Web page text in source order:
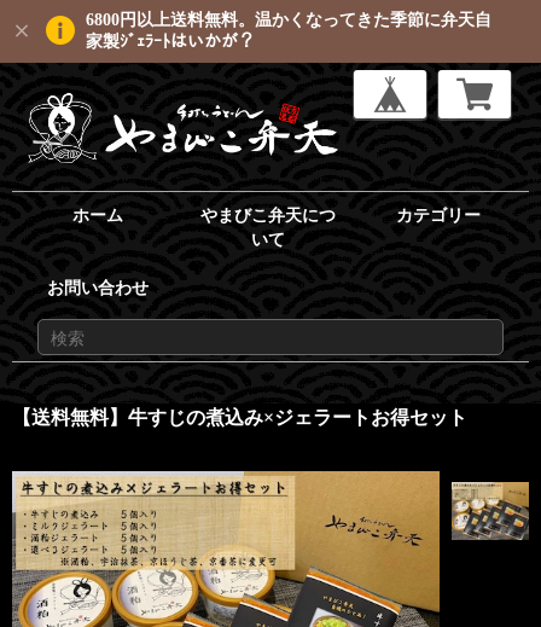
6800円以上送料無料。温かくなってきた季節に弁天自
家製ｼﾞｪﾗｰﾄはいかが？
ホーム
やまびこ弁天につ
いて
カテゴリー
お問い合わせ
【送料無料】牛すじの煮込み×ジェラートお得セット